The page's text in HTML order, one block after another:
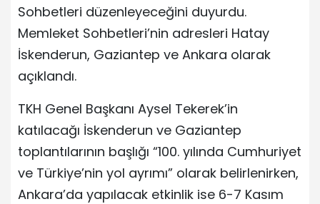
Sohbetleri düzenleyeceğini duyurdu.
Memleket Sohbetleri’nin adresleri Hatay
İskenderun, Gaziantep ve Ankara olarak
açıklandı.
TKH Genel Başkanı Aysel Tekerek’in
katılacağı İskenderun ve Gaziantep
toplantılarının başlığı “100. yılında Cumhuriyet
ve Türkiye’nin yol ayrımı” olarak belirlenirken,
Ankara’da yapılacak etkinlik ise 6-7 Kasım